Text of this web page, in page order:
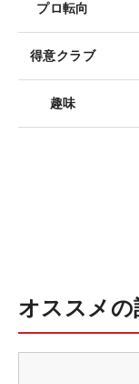
プロ転向
得意クラブ
趣味
オススメの